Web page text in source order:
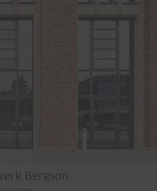
Bergson